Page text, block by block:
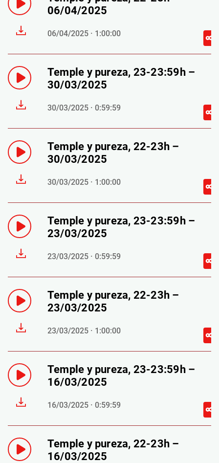
06/04/2025
06/04/2025 · 1:00:00
Temple y pureza, 23-23:59h –
30/03/2025
30/03/2025 · 0:59:59
Temple y pureza, 22-23h –
30/03/2025
30/03/2025 · 1:00:00
Temple y pureza, 23-23:59h –
23/03/2025
23/03/2025 · 0:59:59
Temple y pureza, 22-23h –
23/03/2025
23/03/2025 · 1:00:00
Temple y pureza, 23-23:59h –
16/03/2025
16/03/2025 · 0:59:59
Temple y pureza, 22-23h –
16/03/2025